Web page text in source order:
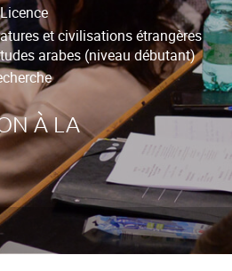
Licence
et civilisations étrangères
arabes (niveau débutant)
À LA